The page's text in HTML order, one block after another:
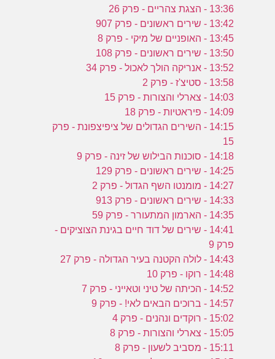
13:36 - הצגת צהריים - פרק 26
13:42 - שירים ראשונים - פרק 907
13:45 - האופניים של מיקי - פרק 8
13:50 - שירים ראשונים - פרק 108
13:52 - אנריקה הולך לאכול - פרק 34
13:58 - סטיצ'ז - פרק 2
14:03 - צארלי והצורות - פרק 15
14:09 - פיראטיות - פרק 18
14:15 - השירים הגדולים של ציפיצפונת - פרק
15
14:18 - סוכנות הבילוש של זינה - פרק 9
14:25 - שירים ראשונים - פרק 129
14:27 - מומנטו השף הגדול - פרק 2
14:33 - שירים ראשונים - פרק 913
14:35 - הארמון המתעורר - פרק 59
14:41 - שירים של דוד חיים בגינת הצוציקים -
פרק 9
14:43 - לולה הקטנה בעיר הגדולה - פרק 27
14:48 - רוקו - פרק 10
14:52 - הכיתה של טיני וטאייני - פרק 7
14:57 - ברוכים הבאים לאי! - פרק 9
15:02 - רוקדים ונהנים - פרק 4
15:05 - צארלי והצורות - פרק 8
15:11 - מסביב לשעון - פרק 8